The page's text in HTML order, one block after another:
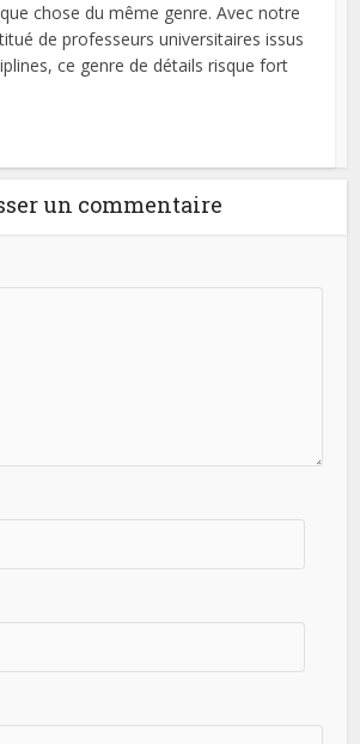
chose du même genre. Avec notre
de professeurs universitaires issus
ce genre de détails risque fort
un commentaire